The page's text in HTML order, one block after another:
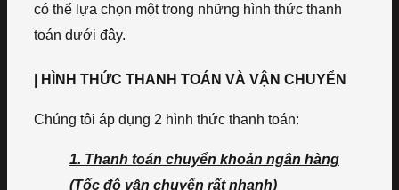
có thể lựa chọn một trong những hình thức thanh
toán dưới đây.
| HÌNH THỨC THANH TOÁN VÀ VẬN CHUYỂN
Chúng tôi áp dụng 2 hình thức thanh toán:
1. Thanh toán chuyển khoản ngân hàng
(Tốc độ vận chuyển rất nhanh)